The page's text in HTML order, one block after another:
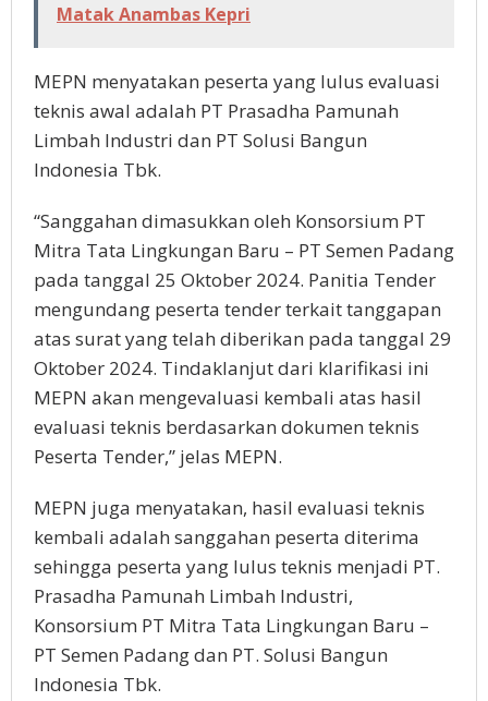
Matak Anambas Kepri
MEPN menyatakan peserta yang lulus evaluasi
teknis awal adalah PT Prasadha Pamunah
Limbah Industri dan PT Solusi Bangun
Indonesia Tbk.
“Sanggahan dimasukkan oleh Konsorsium PT
Mitra Tata Lingkungan Baru – PT Semen Padang
pada tanggal 25 Oktober 2024. Panitia Tender
mengundang peserta tender terkait tanggapan
atas surat yang telah diberikan pada tanggal 29
Oktober 2024. Tindaklanjut dari klarifikasi ini
MEPN akan mengevaluasi kembali atas hasil
evaluasi teknis berdasarkan dokumen teknis
Peserta Tender,” jelas MEPN.
MEPN juga menyatakan, hasil evaluasi teknis
kembali adalah sanggahan peserta diterima
sehingga peserta yang lulus teknis menjadi PT.
Prasadha Pamunah Limbah Industri,
Konsorsium PT Mitra Tata Lingkungan Baru –
PT Semen Padang dan PT. Solusi Bangun
Indonesia Tbk.